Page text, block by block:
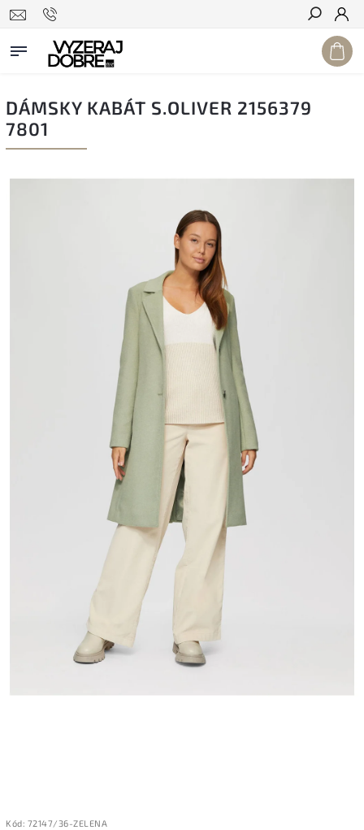
Hľadať
DÁMSKY KABÁT S.OLIVER 2156379
7801
Kód: 72147/36-ZELENA